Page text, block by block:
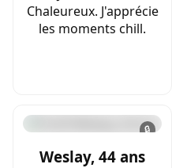
Chaleureux. J'apprécie
les moments chill.
🔒
Weslay, 44 ans